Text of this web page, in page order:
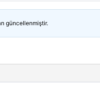
güncellenmiştir.